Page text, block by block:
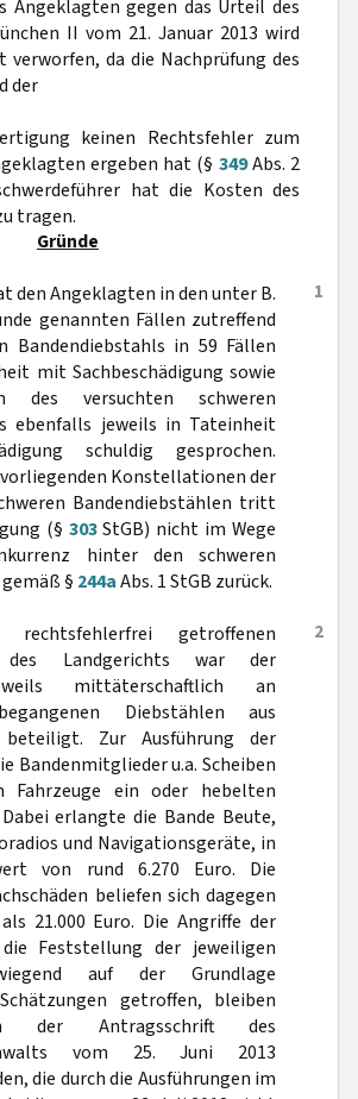
Angeklagten gegen das Urteil des
II vom 21. Januar 2013 wird
verworfen, da die Nachprüfung des
der
keinen Rechtsfehler zum
ergeben hat (§ 349Abs. 2
hat die Kosten des
tragen.
Gründe
1
den Angeklagten in den unter B.
genannten Fällen zutreffend
Bandendiebstahls in 59 Fällen
mit Sachbeschädigung sowie
versuchten schweren
ebenfalls jeweils in Tateinheit
schuldig gesprochen.
Konstellationen der
Bandendiebstählen tritt
(§ 303StGB) nicht im Wege
hinter den schweren
§ 244aAbs. 1 StGB zurück.
2
getroffenen
des Landgerichts war der
mittäterschaftlich an
Diebstählen aus
beteiligt. Zur Ausführung der
Bandenmitglieder u.a. Scheiben
Fahrzeuge ein oder hebelten
erlangte die Bande Beute,
und Navigationsgeräte, in
von rund 6.270 Euro. Die
beliefen sich dagegen
21.000 Euro. Die Angriffe der
Feststellung der jeweiligen
auf der Grundlage
getroffen, bleiben
Antragsschrift des
vom 25. Juni 2013
die durch die Ausführungen im